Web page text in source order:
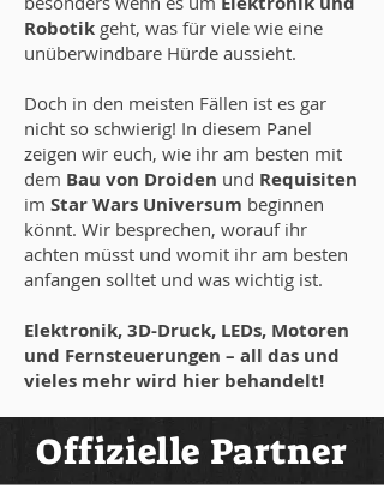
Robotik geht, was für viele wie eine
unüberwindbare Hürde aussieht.
Doch in den meisten Fällen ist es gar
nicht so schwierig! In diesem Panel
zeigen wir euch, wie ihr am besten mit
dem Bau von Droiden und Requisiten
im Star Wars Universum beginnen
könnt. Wir besprechen, worauf ihr
achten müsst und womit ihr am besten
anfangen solltet und was wichtig ist.
Elektronik, 3D-Druck, LEDs, Motoren
und Fernsteuerungen – all das und
vieles mehr wird hier behandelt!
Offizielle Partner